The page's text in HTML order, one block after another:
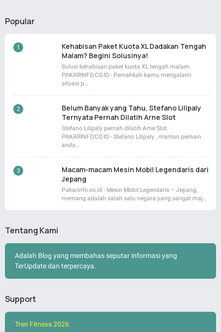
Popular
Kehabisan Paket Kuota XL Dadakan Tengah
Malam? Begini Solusinya!
Solusi kehabisan paket kuota XL tengah malam.
PAKARINFO.CO.ID - Pernahkah kamu mengalami
situasi p…
Belum Banyak yang Tahu, Stefano Lilipaly
Ternyata Pernah Dilatih Arne Slot
Stefano Lilipaly pernah dilatih Arne Slot.
PAKARINFO.CO.ID - Stefano Lilipaly , mantan pemain
anda…
Macam-macam Mesin Mobil Legendaris dari
Jepang
Pakarinfo.co.id - Mesin Mobil Legendaris – Jepang,
memang adalah salah satu negara yang sangat maj…
Tentang Kami
Adalah Blog yang membahas seputar informasi yang
TerUpdate dan terpercaya.
Support
Tren Fitness 2026